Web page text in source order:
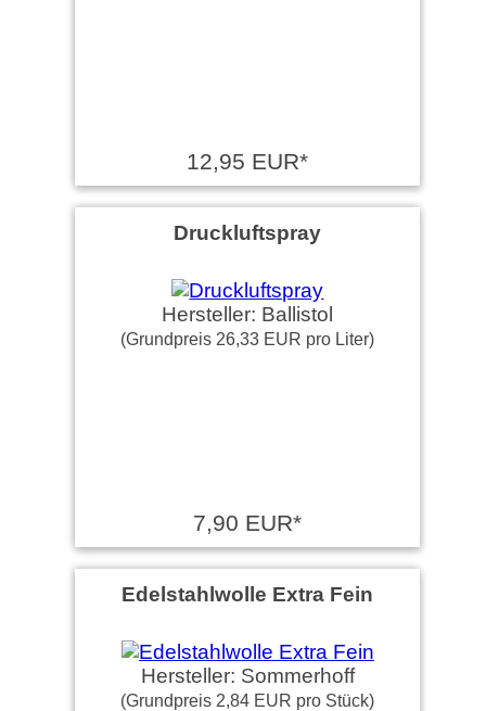
12,95 EUR*
Druckluftspray
Hersteller: Ballistol
(Grundpreis 26,33 EUR pro Liter)
7,90 EUR*
Edelstahlwolle Extra Fein
Hersteller: Sommerhoff
(Grundpreis 2,84 EUR pro Stück)